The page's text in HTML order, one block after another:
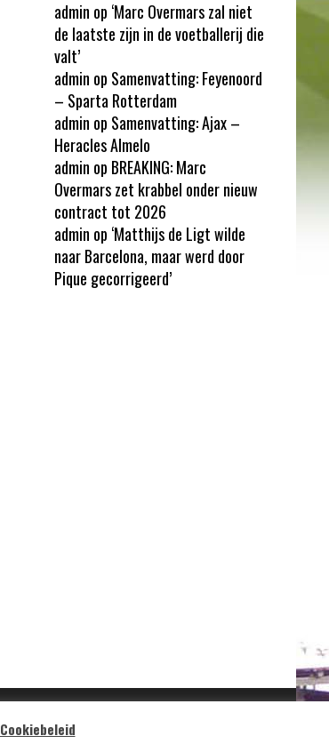
admin op ‘Marc Overmars zal niet
de laatste zijn in de voetballerij die
valt’
admin op Samenvatting: Feyenoord
– Sparta Rotterdam
admin op Samenvatting: Ajax –
Heracles Almelo
admin op BREAKING: Marc
Overmars zet krabbel onder nieuw
contract tot 2026
admin op ‘Matthijs de Ligt wilde
naar Barcelona, maar werd door
Pique gecorrigeerd’
Cookiebeleid